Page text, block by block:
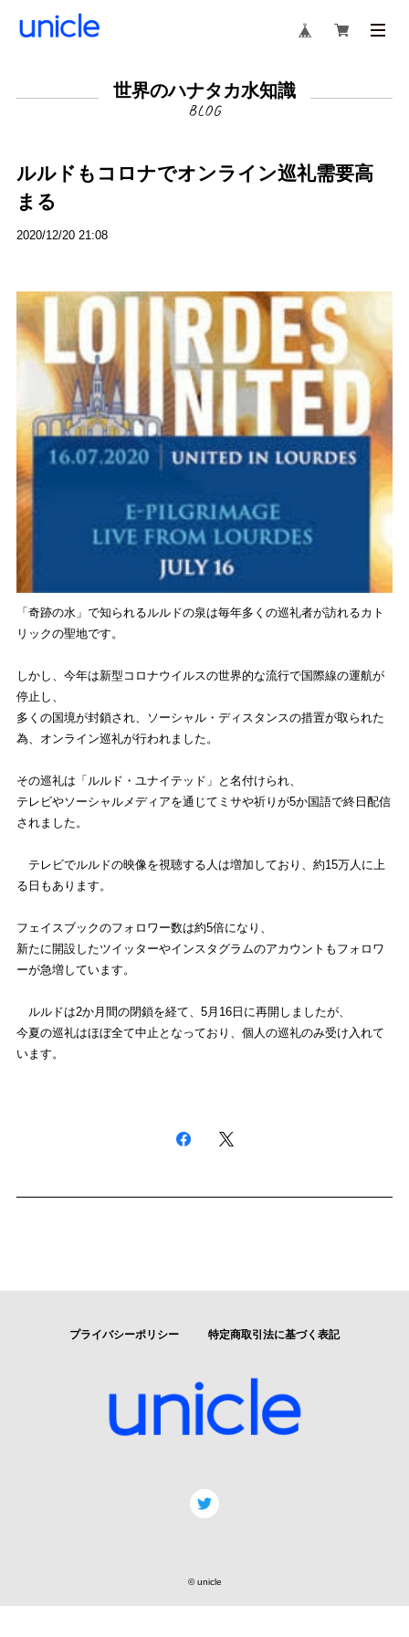
世界のハナタカ水知識
ルルドもコロナでオンライン巡礼需要高
まる
2020/12/20 21:08
「奇跡の水」 で知られるルルドの泉は毎年多くの巡礼者が訪れるカト
リックの聖地です。
しかし、 今年は新型コロナウイルスの世界的な流行で国際線の運航が
停止し
多くの国境が封鎖され、ソーシャル・ ディスタンスの措置が取られた
為、 オンライン巡礼が行われました。
その巡礼は「ルルド・ユナイテッド」と名付けられ、
テレビやソーシャルメディアを通じてミサや祈りが5か国語で終日配信
されました。
テレビでルルドの映像を視聴する人は増加しており、 約15万人に上
る日もあります。
フェイスブックのフォロワー数は約5倍になり、
新たに開設したツイッターやインスタグラムのアカウントもフォロ ワ
ーが急増しています。
ルルドは2か月間の閉鎖を経て、5月16日に再開しましたが、
今夏の巡礼はほぼ全て中止となっており、 個人の巡礼のみ受け入れて
います。
プライバシーポリシー 特定商取引法に基づく表記
© unicle